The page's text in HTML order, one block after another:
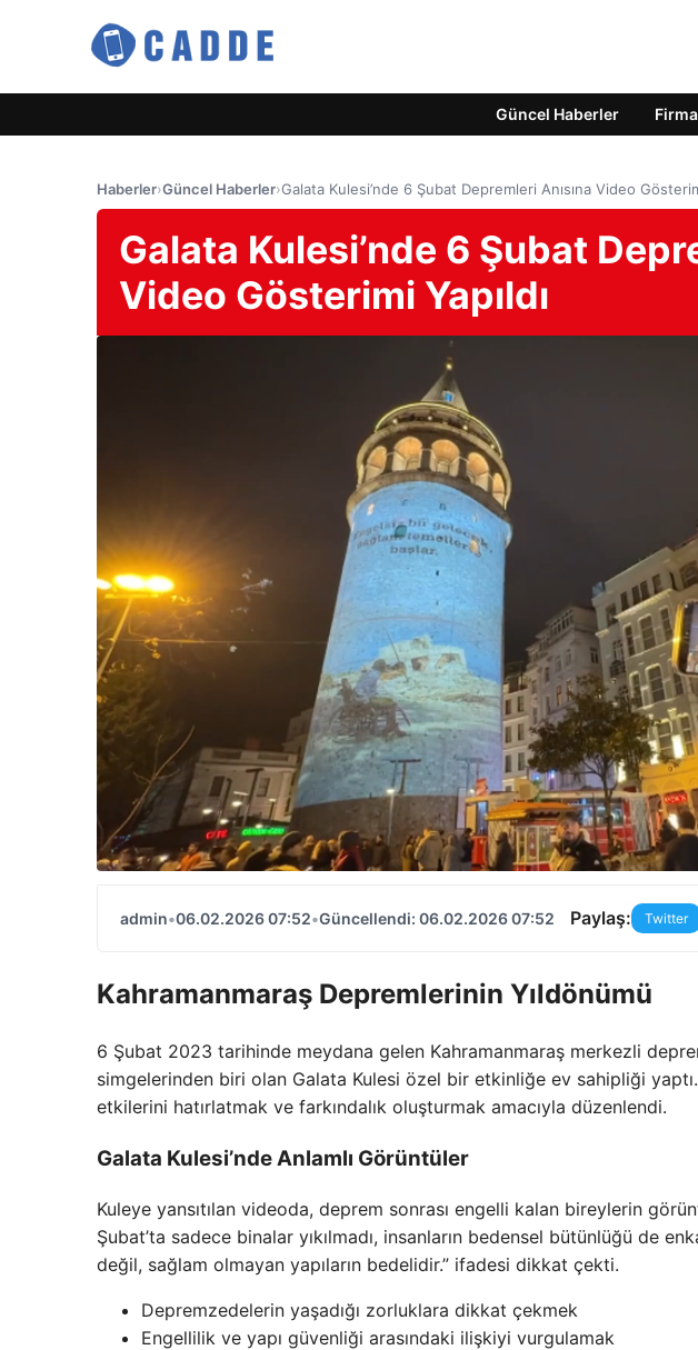
Güncel Haberler
Haberler›Güncel Haberler›Galata Kulesi’nde 6 Şubat Depremleri Anısına Video
Galata Kulesi’nde 6 Şubat
Video Gösterimi Yapıldı
admin•06.02.2026 07:52•Güncellendi: 06.02.2026 07:52 Paylaş: Twitter
Kahramanmaraş Depremlerinin Yıldönümü
6 Şubat 2023 tarihinde meydana gelen Kahramanmaraş merkezli
simgelerinden biri olan Galata Kulesi özel bir etkinliğe ev sahipliği
etkilerini hatırlatmak ve farkındalık oluşturmak amacıyla düzenlendi.
Galata Kulesi’nde Anlamlı Görüntüler
Kuleye yansıtılan videoda, deprem sonrası engelli kalan bireylerin
Şubat’ta sadece binalar yıkılmadı, insanların bedensel bütünlüğü de
değil, sağlam olmayan yapıların bedelidir.” ifadesi dikkat çekti.
Depremzedelerin yaşadığı zorluklara dikkat çekmek
Engellilik ve yapı güvenliği arasındaki ilişkiyi vurgulamak